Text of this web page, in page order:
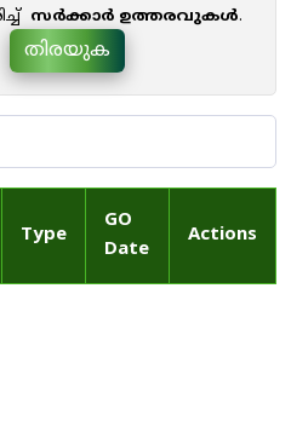
സർക്കാർ ഉത്തരവുകൾ.
തിരയുക
Type
GO
Date
Actions